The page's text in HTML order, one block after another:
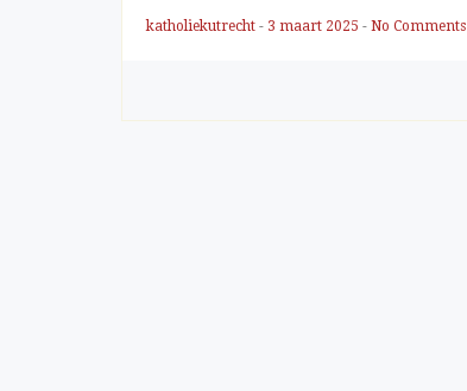
katholiekutrecht - 3 maart 2025 - No Comments